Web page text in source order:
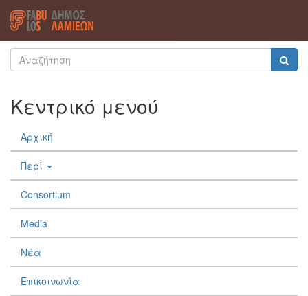
Παράκαμψη
προς
κυρίως
περιεχόμενο
Φόρμα
αναζήτησης
Κεντρικό μενού
Αρχική
Περί
Consortium
Media
Νέα
Επικοινωνία